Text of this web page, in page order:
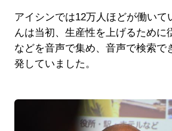
アイシンでは12万人ほどが働いて
んは当初、生産性を上げるために
などを音声で集め、音声で検索で
発していました。